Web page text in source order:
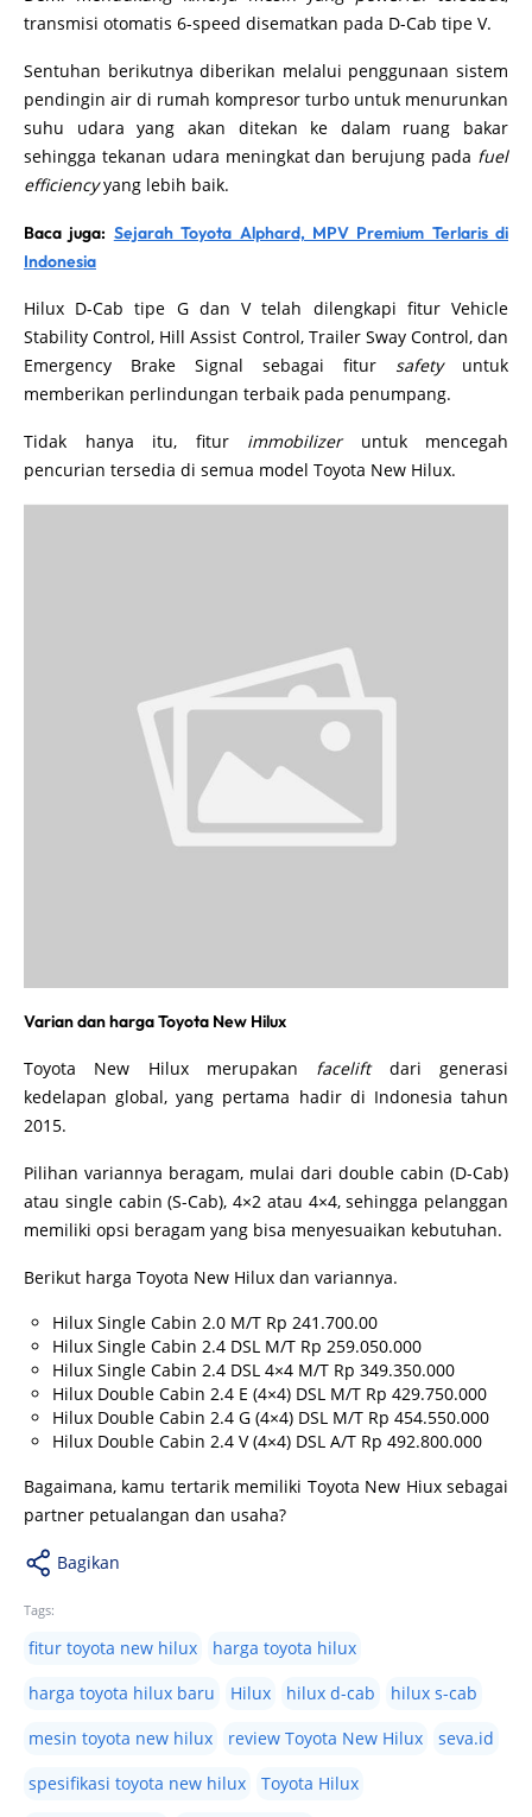
transmisi otomatis 6-speed disematkan pada D-Cab tipe V.
Sentuhan berikutnya diberikan melalui penggunaan sistem
pendingin air di rumah kompresor turbo untuk menurunkan
suhu udara yang akan ditekan ke dalam ruang bakar
sehingga tekanan udara meningkat dan berujung pada fuel
efficiencyyang lebih baik.
Baca juga: Sejarah Toyota Alphard, MPV Premium Terlaris di
Indonesia
Hilux D-Cab tipe G dan V telah dilengkapi fitur Vehicle
Stability Control, Hill Assist Control, Trailer Sway Control, dan
Emergency Brake Signal sebagai fitur safetyuntuk
memberikan perlindungan terbaik pada penumpang.
Tidak hanya itu, fitur immobilizeruntuk mencegah
pencurian tersedia di semua model Toyota New Hilux.
Varian dan harga Toyota New Hilux
Toyota New Hilux merupakan faceliftdari generasi
kedelapan global, yang pertama hadir di Indonesia tahun
2015.
Pilihan variannya beragam, mulai dari double cabin (D-Cab)
atau single cabin (S-Cab), 4×2 atau 4×4, sehingga pelanggan
memiliki opsi beragam yang bisa menyesuaikan kebutuhan.
Berikut harga Toyota New Hilux dan variannya.
Hilux Single Cabin 2.0 M/T Rp 241.700.00
Hilux Single Cabin 2.4 DSL M/T Rp 259.050.000
Hilux Single Cabin 2.4 DSL 4×4 M/T Rp 349.350.000
Hilux Double Cabin 2.4 E (4×4) DSL M/T Rp 429.750.000
Hilux Double Cabin 2.4 G (4×4) DSL M/T Rp 454.550.000
Hilux Double Cabin 2.4 V (4×4) DSL A/T Rp 492.800.000
Bagaimana, kamu tertarik memiliki Toyota New Hiux sebagai
partner petualangan dan usaha?
Bagikan
Tags:
fitur toyota new hilux
harga toyota hilux
harga toyota hilux baru
Hilux hilux d-cab
hilux s-cab
mesin toyota new hilux
review Toyota New Hilux
seva.id
spesifikasi toyota new hilux
Toyota Hilux